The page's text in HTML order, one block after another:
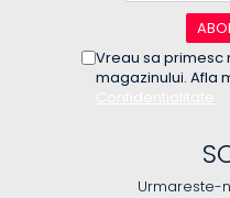
Vreau sa primesc
magazinului. Afla
Urmareste-